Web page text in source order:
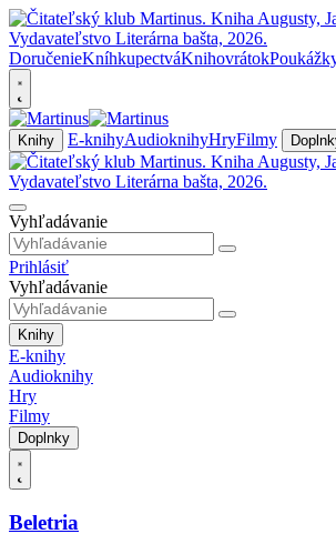
DoručenieKníhkupectváKnihovrátok
Knihy E-knihyAudioknihyHryFilmy
Vyhľadávanie
Prihlásiť
Vyhľadávanie
Knihy
E-knihy
Audioknihy
Hry
Filmy
Doplnky
Beletria